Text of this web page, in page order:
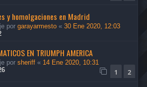
y homolgaciones en Madrid
por garayarmesto « 30 Ene 2020, 12:03
EN TRIUMPH AMERICA
por sheriff « 14 Ene 2020, 10:31
1 2